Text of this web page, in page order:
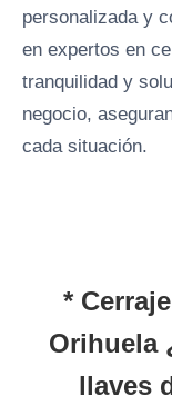
personalizada y
en expertos en
tranquilidad y
negocio,
cada situación.
*
Orihuela
llaves